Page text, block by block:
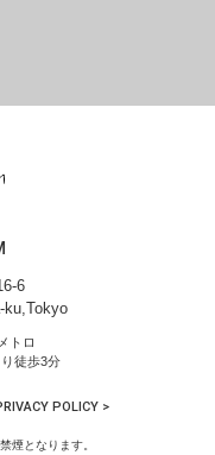
6
ku,Tokyo
トロ
徒歩3分
POLICY >
煙となります。